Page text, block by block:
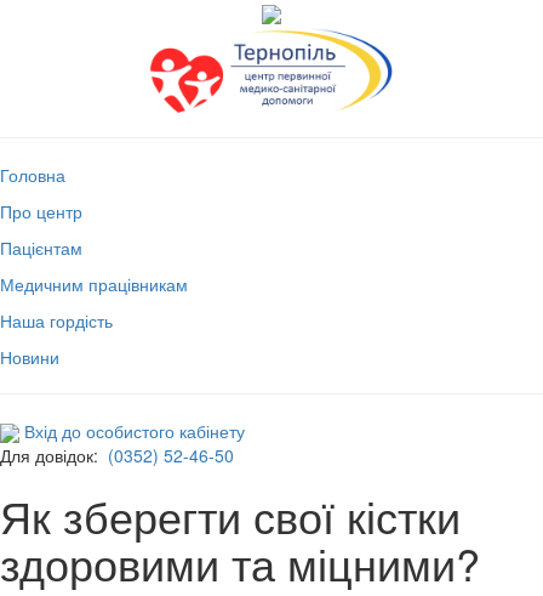
Головна
Про центр
Пацієнтам
Медичним працівникам
Наша гордість
Новини
Вхід до особистого кабінету
Для довідок: (0352) 52-46-50
Як зберегти свої кістки
здоровими та міцними?